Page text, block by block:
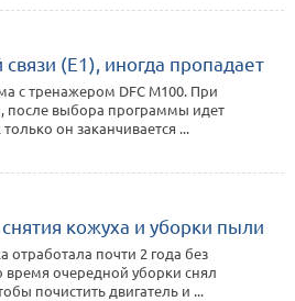
(Е1), иногда пропадает
с тренажером DFC M100. При
после выбора программы идет
он заканчивается ...
кожуха и уборки пыли
почти 2 года без
время очередной уборки снял
почистить двигатель и ...